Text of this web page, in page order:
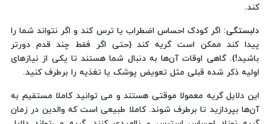
کند.
دلبستگی: اگر کودک احساس اضطراب یا ترس کند و اگر نتواند شما را
پیدا کند ممکن است گریه کند (حتی اگر فقط چند قدم دورتر
باشید!). گاهی اوقات آن‌ها به دنبال شما هستند تا یکی از نیازهای
اولیه ذکر شده قبلی مثل تعویض پوشک یا تغذیه را برطرف کنید.
این دلایل گریه معمولا موقتی هستند و می توانید کاملا مستقیم به
آن‌ها بپردازید تا برطرف شوند. کاملا طبیعی است که والدین در زمان